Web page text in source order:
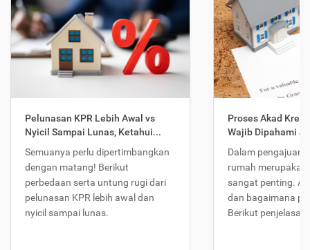
Pelunasan KPR Lebih Awal vs
Nyicil Sampai Lunas, Ketahui...
Semuanya perlu dipertimbangkan
dengan matang! Berikut
perbedaan serta untung rugi dari
pelunasan KPR lebih awal dan
nyicil sampai lunas.
Proses Akad
Wajib Dipahami
Dalam pengajuan
rumah
sangat penting.
dan bagaimana
Berikut